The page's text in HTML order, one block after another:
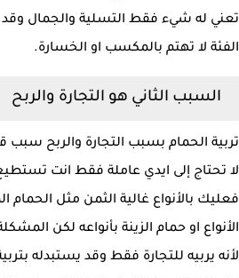
تعني له شيء فقط التسلية والجمال وقد
الفئة لا تهتم بالمكسب او الخسارة.
السبب الثاني هو التجارة والربح
تربية الحمام بسبب التجارة والربح
لا تحتاج إلى ايدي عاملة فقط انت تستطيع
فعليك بالأنواع غالية الثمن مثل
الأنواع او حمام الزينة بأنواعه لكن
لأنه يربيه للتجارة فقط وقد يستبدله